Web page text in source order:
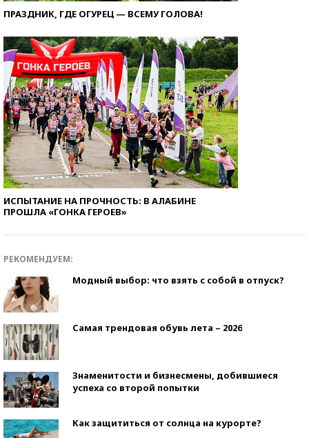
ПРАЗДНИК, ГДЕ ОГУРЕЦ — ВСЕМУ ГОЛОВА!
ИСПЫТАНИЕ НА ПРОЧНОСТЬ: В АЛАБИНЕ
ПРОШЛА «ГОНКА ГЕРОЕВ»
РЕКОМЕНДУЕМ:
Модный выбор: что взять с собой в отпуск?
Самая трендовая обувь лета – 2026
Знаменитости и бизнесмены, добившиеся
успеха со второй попытки
Как защититься от солнца на курорте?